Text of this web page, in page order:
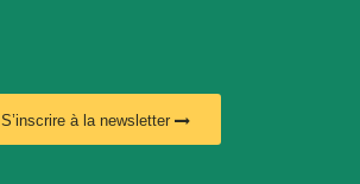
S’inscrire à la newsletter